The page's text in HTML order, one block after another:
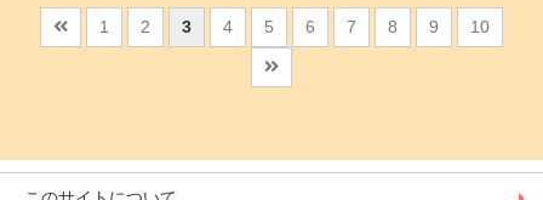
1 2 3 4 5 6 7 8 9 10